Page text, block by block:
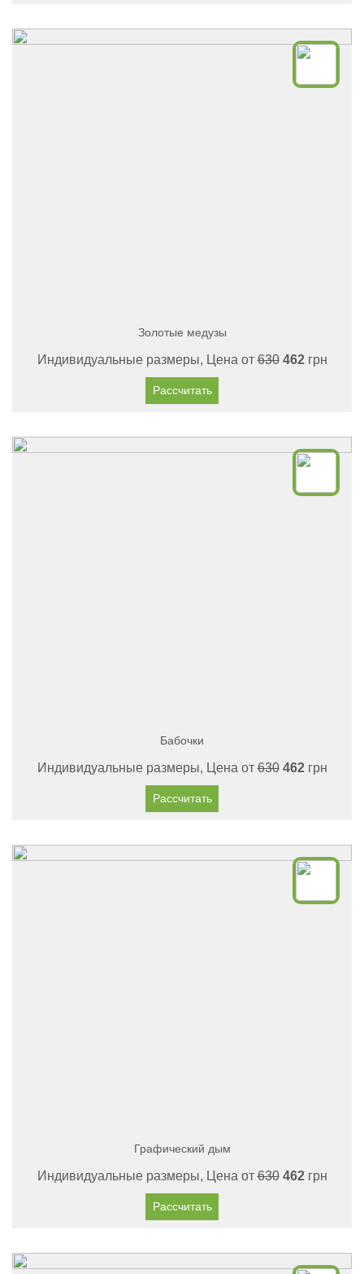
Золотые медузы
Индивидуальные размеры, Цена от630 462грн
Рассчитать
Бабочки
Индивидуальные размеры, Цена от630 462грн
Рассчитать
Графический дым
Индивидуальные размеры, Цена от630 462грн
Рассчитать